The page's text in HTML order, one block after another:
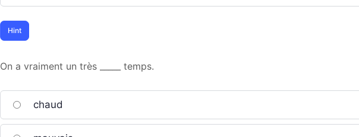
On a vraiment un très _____ temps.
chaud